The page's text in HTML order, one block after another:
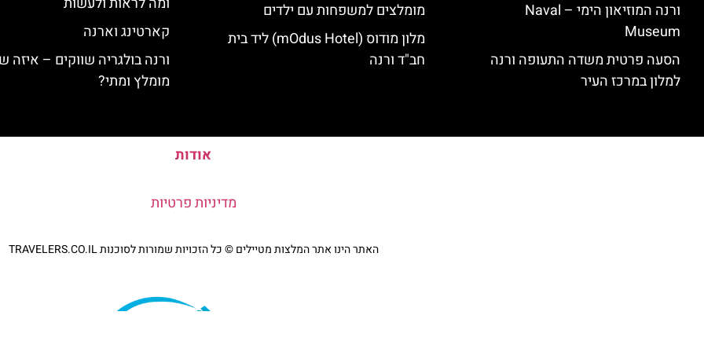
ורנה המוזיאון הימי – Naval
Museum
הסעה פרטית משדה התעופה ורנה
למלון במרכז העיר
מומלצים למשפחות עם ילדים
מלון מודוס (mOdus Hotel) ליד בית
חב"ד ורנה
קארטינג וארנה
ורנה בולגריה שווקים – איזה
מומלץ ומתי?
אודות
מדיניות פרטיות
האתר הינו אתר המלצות מטיילים © כל הזכויות שמורות לסוכנות TRAVELERS.CO.IL